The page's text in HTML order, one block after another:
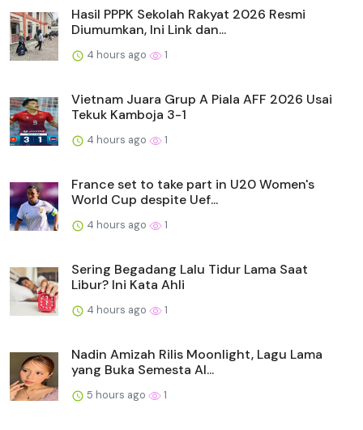
Hasil PPPK Sekolah Rakyat 2026 Resmi
Diumumkan, Ini Link dan...
4 hours ago 1
Vietnam Juara Grup A Piala AFF 2026 Usai
Tekuk Kamboja 3-1
4 hours ago 1
France set to take part in U20 Women's
World Cup despite Uef...
4 hours ago 1
Sering Begadang Lalu Tidur Lama Saat
Libur? Ini Kata Ahli
4 hours ago 1
Nadin Amizah Rilis Moonlight, Lagu Lama
yang Buka Semesta Al...
5 hours ago 1